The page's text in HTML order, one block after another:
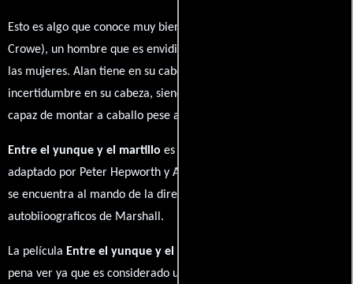
Esto es algo que conoce muy bien el picador East Driscoll (Russell
Crowe), un hombre que es envidiado por sus iguales y amado por
las mujeres. Alan tiene en su cabeza una gran cantidad de
incertidumbre en su cabeza, siendo la mayor el no poder ser
capaz de montar a caballo pese a todos los esfuerzos de su padre.
Entre el yunque y el martillo es una película cuyo guion fue
adaptado por Peter Hepworth y Ann Turner, este último también
se encuentra al mando de la dirección, y se inspira en los relatos
autobiioograficos de Marshall.
La película Entre el yunque y el martillo
pena ver ya que es considerado un clásico, cuenta con la